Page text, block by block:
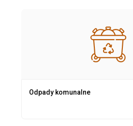
Odpady komunalne